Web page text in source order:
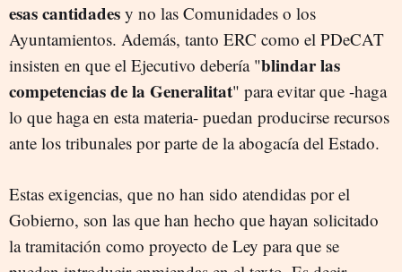
esas cantidades y no las Comunidades o los
Ayuntamientos. Además, tanto ERC como el PDeCAT
insisten en que el Ejecutivo debería "blindar las
competencias de la Generalitat" para evitar que -haga
lo que haga en esta materia- puedan producirse recursos
ante los tribunales por parte de la abogacía del Estado.
Estas exigencias, que no han sido atendidas por el
Gobierno, son las que han hecho que hayan solicitado
la tramitación como proyecto de Ley para que se